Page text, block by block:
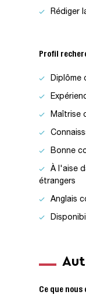
Rédiger
Profil
Diplôme
Maîtrise
Bonne
À l'aise
étrangers
Anglais
Ce que